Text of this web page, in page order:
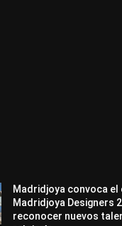
Novedades
Secciones Sin
Madridjoya convoca
Madridjoya Designers
reconocer nuevos